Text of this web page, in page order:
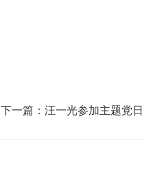
下一篇：汪一光参加主题党